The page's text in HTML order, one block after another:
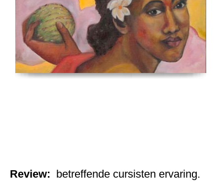
Review: betreffende cursisten ervaring.